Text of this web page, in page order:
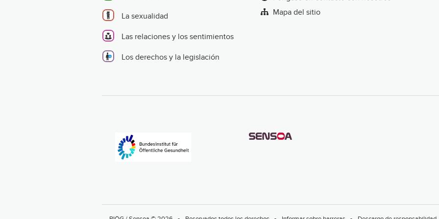
La sexualidad
Las relaciones y los sentimientos
Los derechos y la legislación
Mapa del sitio